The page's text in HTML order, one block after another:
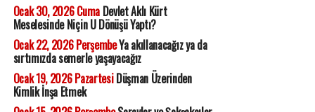
Ocak 30, 2026 CumaDevlet Aklı Kürt
Meselesinde Niçin U Dönüşü Yaptı?
Ocak 22, 2026 PerşembeYa akıllanacağız ya da
sırtımızda semerle yaşayacağız
Ocak 19, 2026 PazartesiDüşman Üzerinden
Kimlik İnşa Etmek